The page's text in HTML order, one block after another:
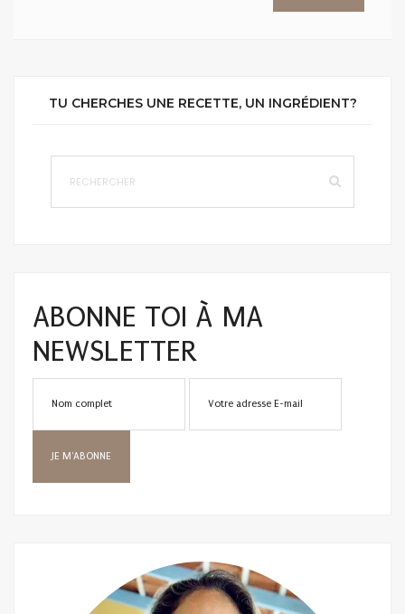
TU CHERCHES UNE RECETTE, UN INGRÉDIENT?
ABONNE TOI À MA
NEWSLETTER